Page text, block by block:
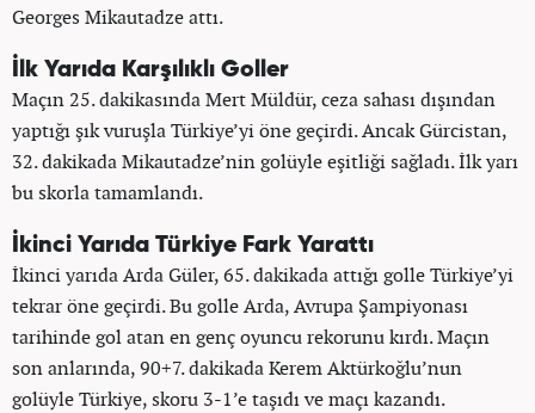
Georges Mikautadze attı.
İlk Yarıda Karşılıklı Goller
Maçın 25. dakikasında Mert Müldür, ceza sahası dışından
yaptığı şık vuruşla Türkiye’yi öne geçirdi. Ancak Gürcistan,
32. dakikada Mikautadze’nin golüyle eşitliği sağladı. İlk yarı
bu skorla tamamlandı.
İkinci Yarıda Türkiye Fark Yarattı
İkinci yarıda Arda Güler, 65. dakikada attığı golle Türkiye’yi
tekrar öne geçirdi. Bu golle Arda, Avrupa Şampiyonası
tarihinde gol atan en genç oyuncu rekorunu kırdı. Maçın
son anlarında, 90+7. dakikada Kerem Aktürkoğlu’nun
golüyle Türkiye, skoru 3-1’e taşıdı ve maçı kazandı.